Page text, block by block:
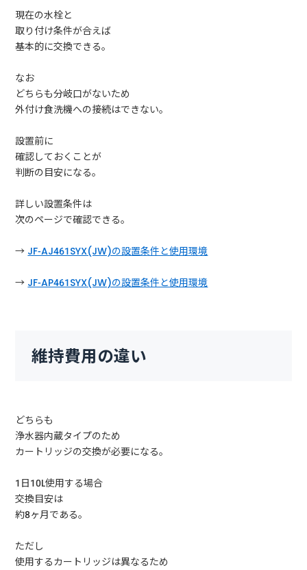
現在の水栓と
取り付け条件が合えば
基本的に交換できる。
なお
どちらも分岐口がないため
外付け食洗機への接続はできない。
設置前に
確認しておくことが
判断の目安になる。
詳しい設置条件は
次のページで確認できる。
→ JF-AJ461SYX(JW)の設置条件と使用環境
→ JF-AP461SYX(JW)の設置条件と使用環境
維持費用の違い
どちらも
浄水器内蔵タイプのため
カートリッジの交換が必要になる。
1日10L使用する場合
交換目安は
約8ヶ月である。
ただし
使用するカートリッジは異なるため